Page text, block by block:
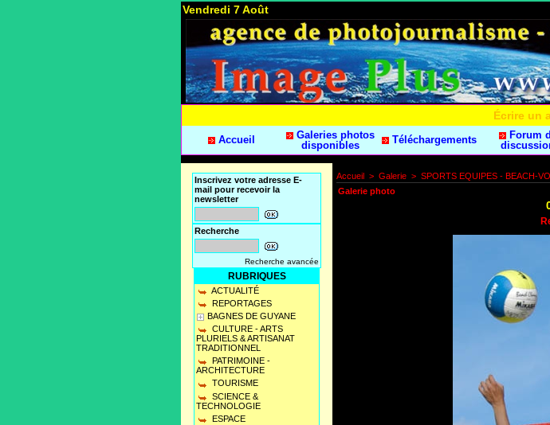
Vendredi 7 Août
Écrire un
Accueil
Galeries photos
disponibles
Téléchargements
Forum
Inscrivez votre adresse E-
mail pour recevoir la
newsletter
Recherche
Recherche avancée
RUBRIQUES
ACTUALITÉ
REPORTAGES
BAGNES DE GUYANE
CULTURE - ARTS
PLURIELS & ARTISANAT
TRADITIONNEL
PATRIMOINE -
ARCHITECTURE
TOURISME
SCIENCE &
TECHNOLOGIE
ESPACE
Accueil > Galerie > SPORTS EQUIPES - BEACH-
Galerie photo